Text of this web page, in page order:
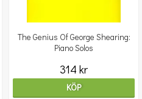
The Genius Of George Shearing:
Piano Solos
314 kr
KÖP